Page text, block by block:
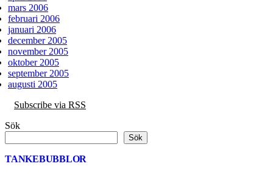
mars 2006
februari 2006
januari 2006
december 2005
november 2005
oktober 2005
september 2005
augusti 2005
Subscribe via RSS
Sök
Sök
TANKEBUBBLOR